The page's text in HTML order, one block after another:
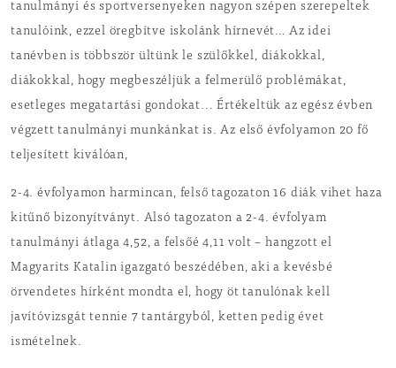
tanulmányi és sportversenyeken nagyon szépen szerepeltek
tanulóink, ezzel öregbítve iskolánk hírnevét… Az idei
tanévben is többször ültünk le szülőkkel, diákokkal,
diákokkal, hogy megbeszéljük a felmerülő problémákat,
esetleges megatartási gondokat... Értékeltük az egész évben
végzett tanulmányi munkánkat is. Az első évfolyamon 20 fő
teljesített kiválóan,
2-4. évfolyamon harmincan, felső tagozaton 16 diák vihet haza
kitűnő bizonyítványt. Alsó tagozaton a 2-4. évfolyam
tanulmányi átlaga 4,52, a felsőé 4,11 volt – hangzott el
Magyarits Katalin igazgató beszédében, aki a kevésbé
örvendetes hírként mondta el, hogy öt tanulónak kell
javítóvizsgát tennie 7 tantárgyból, ketten pedig évet
ismételnek.